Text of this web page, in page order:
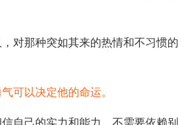
对那种突如其来的热情和不习惯的
可以决定他的命运。